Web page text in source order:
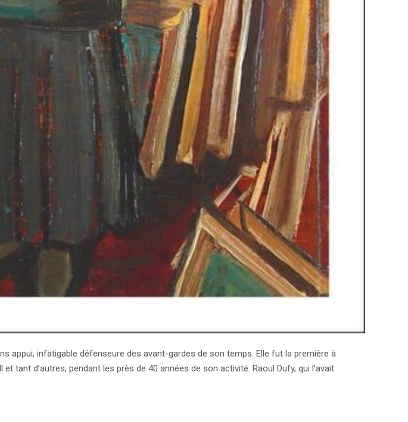
appui, infatigable défenseure des avant-gardes de son temps. Elle fut la première à
tant d’autres, pendant les près de 40 années de son activité. Raoul Dufy, qui l’avait